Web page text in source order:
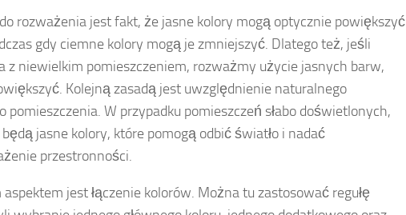
rozważenia jest fakt, że jasne kolory mogą optycznie powiększyć
gdy ciemne kolory mogą je zmniejszyć. Dlatego też, jeśli
z niewielkim pomieszczeniem, rozważmy użycie jasnych barw,
Kolejną zasadą jest uwzględnienie naturalnego
pomieszczenia. W przypadku pomieszczeń słabo doświetlonych,
jasne kolory, które pomogą odbić światło i nadać
przestronności.
jest łączenie kolorów. Można tu zastosować regułę